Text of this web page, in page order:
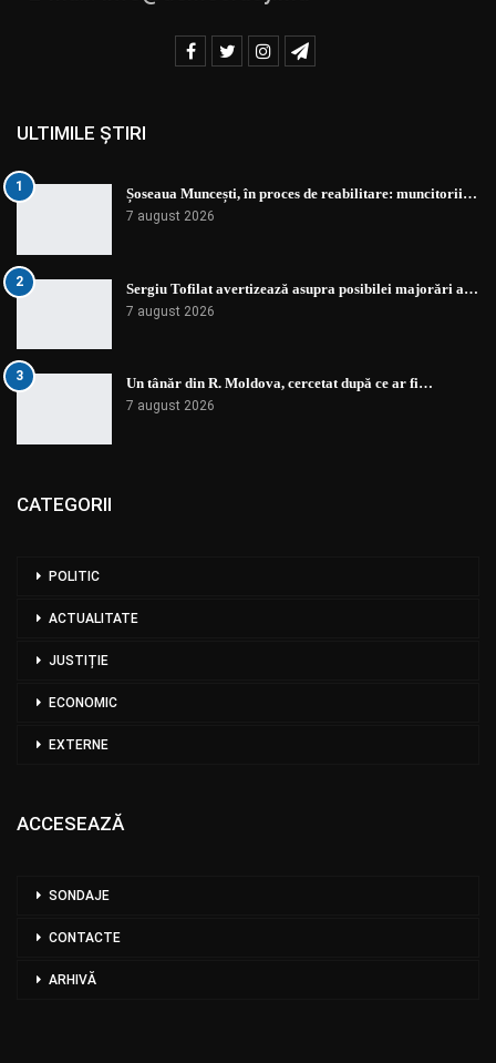
ULTIMILE ȘTIRI
1 Șoseaua Muncești, în proces de reabilitare: muncitorii…
7 august 2026
2 Sergiu Tofilat avertizează asupra posibilei majorări a…
7 august 2026
3 Un tânăr din R. Moldova, cercetat după ce ar fi…
7 august 2026
CATEGORII
POLITIC
ACTUALITATE
JUSTIȚIE
ECONOMIC
EXTERNE
ACCESEAZĂ
SONDAJE
CONTACTE
ARHIVĂ